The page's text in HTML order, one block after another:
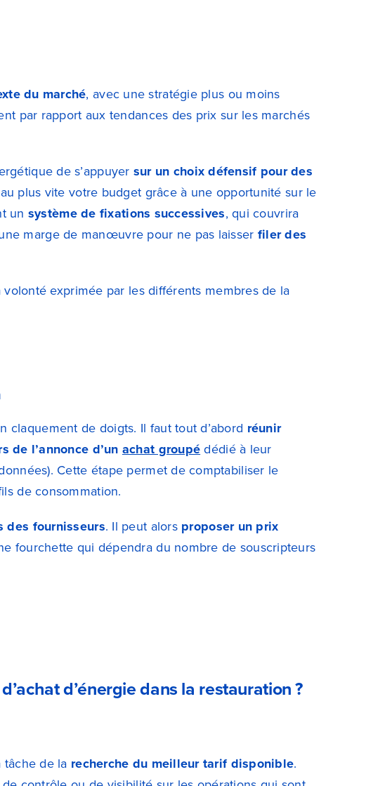
du marché, avec une stratégie plus ou moins
par rapport aux tendances des prix sur les marchés
de s’appuyer sur un choix défensif pour des
plus vite votre budget grâce à une opportunité sur le
un système de fixations successives, qui couvrira
marge de manœuvre pour ne pas laisser filer des
exprimée par les différents membres de la
claquement de doigts. Il faut tout d’abord réunir
de l’annonce d’un achat groupé dédié à leur
Cette étape permet de comptabiliser le
de consommation.
des fournisseurs. Il peut alors proposer un prix
fourchette qui dépendra du nombre de souscripteurs
d’énergie dans la restauration ?
tâche de la recherche du meilleur tarif disponible.